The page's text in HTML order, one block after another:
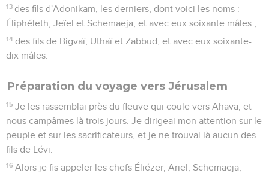
13 des fils d'Adonikam, les derniers, dont voici les noms :
Éliphéleth, Jeïel et Schemaeja, et avec eux soixante mâles ;
14 des fils de Bigvaï, Uthaï et Zabbud, et avec eux soixante-
dix mâles.
Préparation du voyage vers Jérusalem
15 Je les rassemblai près du fleuve qui coule vers Ahava, et
nous campâmes là trois jours. Je dirigeai mon attention sur le
peuple et sur les sacrificateurs, et je ne trouvai là aucun des
fils de Lévi.
16 Alors je fis appeler les chefs Éliézer, Ariel, Schemaeja,